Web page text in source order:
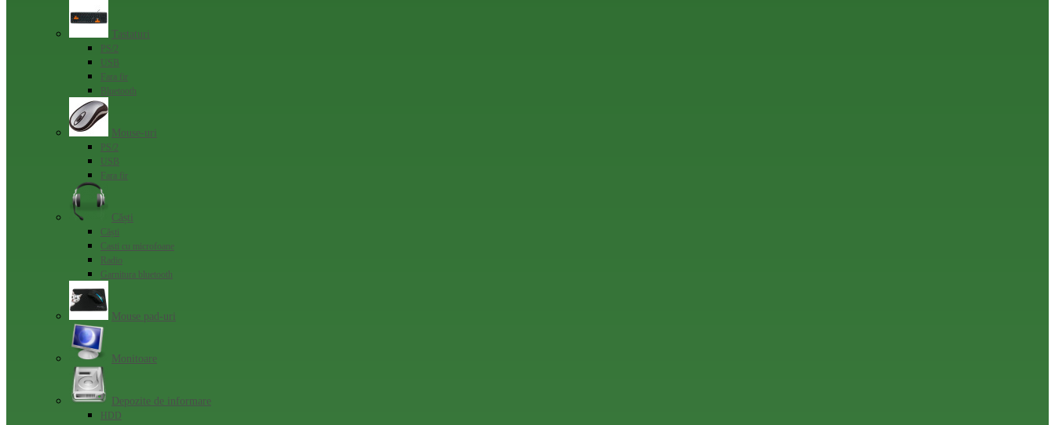
Tastaturi
PS/2
USB
Fara fir
Bluetooth
Mouse-uri
PS/2
USB
Fara fir
Căști
Сăști
Casti cu microfoane
Radio
Garnitura bluetooth
Mouse pad-uri
Monitoare
Depozite de informare
HDD